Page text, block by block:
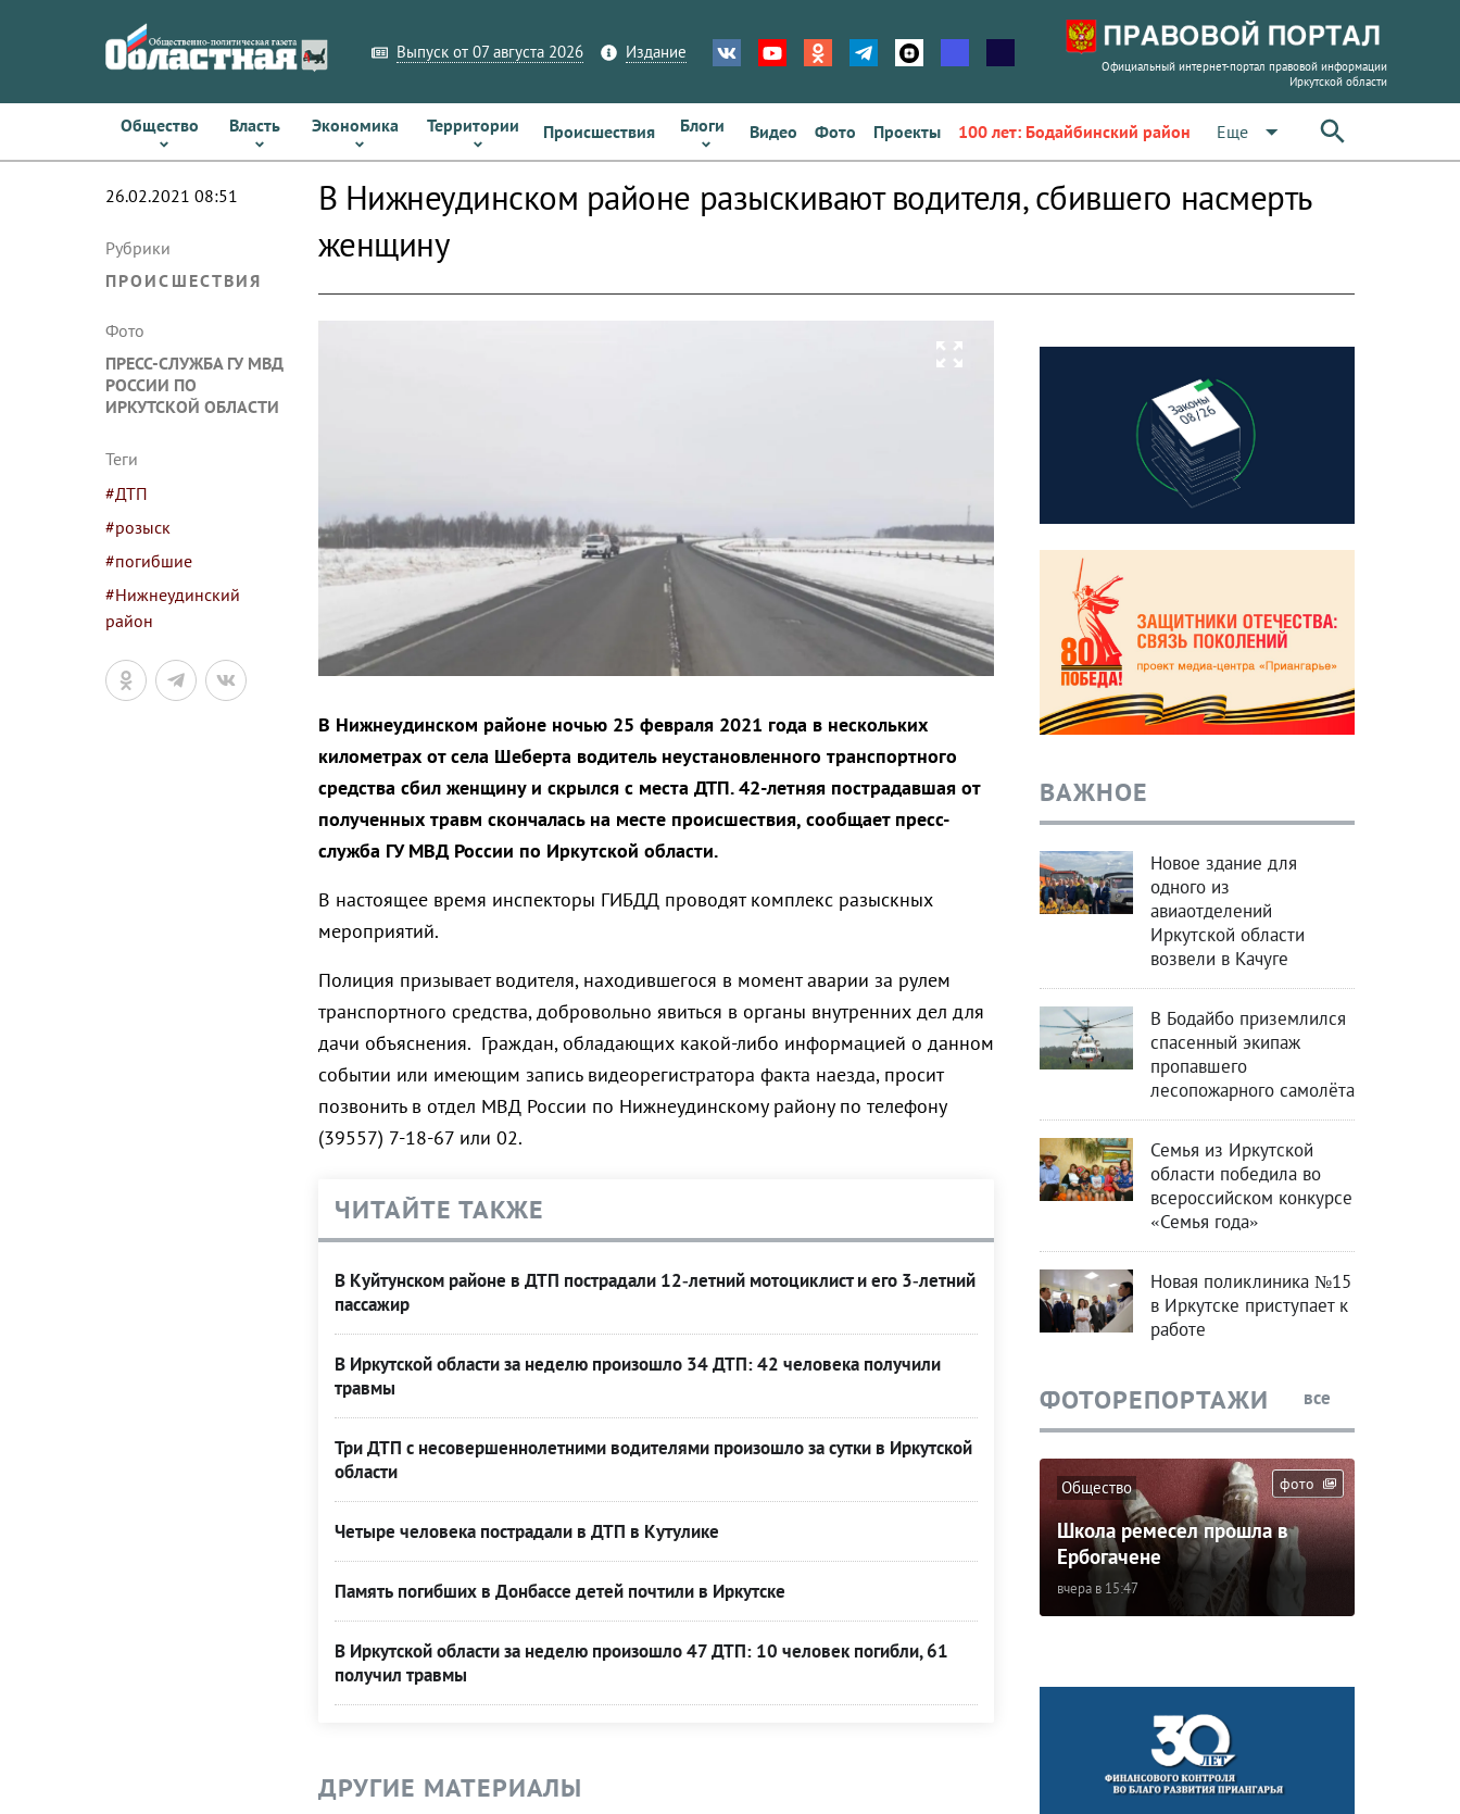
Выпуск от 07 августа 2026 Издание
Официальный интернет-портал правовой информации
Иркутской области
Общество Власть Экономика Территории Происшествия Блоги Видео Фото Проекты 100 лет: Бодайбинский район Еще arrow_drop_down
26.02.2021 08:51
Рубрики
ПРОИСШЕСТВИЯ
Фото
ПРЕСС-СЛУЖБА ГУ МВД
РОССИИ ПО
ИРКУТСКОЙ ОБЛАСТИ
Теги
#ДТП
#розыск
#погибшие
#Нижнеудинский
район
В Нижнеудинском районе разыскивают водителя, сбившего насмерть
женщину
zoom_out_map
В Нижнеудинском районе ночью 25 февраля 2021 года в нескольких
километрах от села Шеберта водитель неустановленного транспортного
средства сбил женщину и скрылся с места ДТП. 42-летняя пострадавшая от
полученных травм скончалась на месте происшествия, сообщает пресс-
служба ГУ МВД России по Иркутской области.
В настоящее время инспекторы ГИБДД проводят комплекс разыскных
мероприятий.
Полиция призывает водителя, находившегося в момент аварии за рулем
транспортного средства, добровольно явиться в органы внутренних дел для
дачи объяснения. Граждан, обладающих какой-либо информацией о данном
событии или имеющим запись видеорегистратора факта наезда, просит
позвонить в отдел МВД России по Нижнеудинскому району по телефону
(39557) 7-18-67 или 02.
ЧИТАЙТЕ ТАКЖЕ
В Куйтунском районе в ДТП пострадали 12‑летний мотоциклист и его 3‑летний
пассажир
В Иркутской области за неделю произошло 34 ДТП: 42 человека получили
травмы
Три ДТП с несовершеннолетними водителями произошло за сутки в Иркутской
области
Четыре человека пострадали в ДТП в Кутулике
Память погибших в Донбассе детей почтили в Иркутске
В Иркутской области за неделю произошло 47 ДТП: 10 человек погибли, 61
получил травмы
ДРУГИЕ МАТЕРИАЛЫ
ВАЖНОЕ
Новое здание для
одного из
авиаотделений
Иркутской области
возвели в Качуге
В Бодайбо приземлился
спасенный экипаж
пропавшего
лесопожарного самолёта
Семья из Иркутской
области победила во
всероссийском конкурсе
«Семья года»
Новая поликлиника №15
в Иркутске приступает к
работе
ФОТОРЕПОРТАЖИ все
фото
Общество
Школа ремесел прошла в
Ербогачене
вчера в 15:47